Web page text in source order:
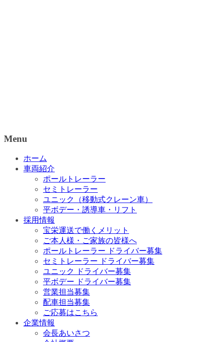
Menu
ホーム
車両紹介
ポールトレーラー
セミトレーラー
ユニック（移動式クレーン車）
平ボデー・誘導車・リフト
採用情報
宝栄運送で働くメリット
ご本人様・ご家族の皆様へ
ポールトレーラー ドライバー募集
セミトレーラー ドライバー募集
ユニック ドライバー募集
平ボデー ドライバー募集
営業担当募集
配車担当募集
ご応募はこちら
企業情報
会長あいさつ